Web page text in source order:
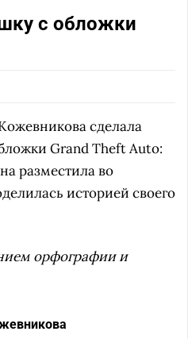
с обложки
сделала
Grand Theft Auto:
разместила во
историей своего
орфографии и